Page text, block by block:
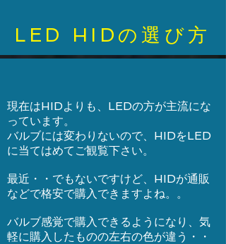
​LED HIDの選び方
現在はHIDよりも、LEDの方が主流にな
っています。
バルブには変わりないので、HIDをLED
に当てはめてご観覧下さい。
最近・・でもないですけど、HIDが通販
などで格安で購入できますよね。。
バルブ感覚で購入できるようになり、気
軽に購入したものの左右の色が違う・・